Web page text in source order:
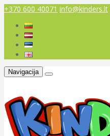
+370 600 40071 info@kinders.lt
Navigacija